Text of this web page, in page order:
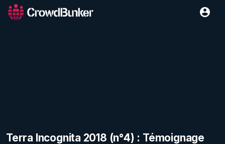
Terra Incognita 2018 (n°4) : Témoignage